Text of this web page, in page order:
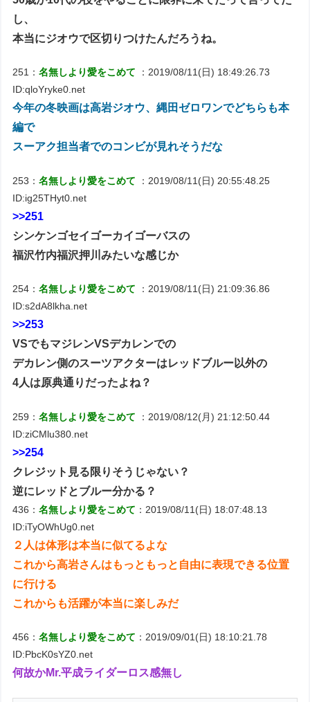
し、
本当にジオウで区切りつけたんだろうね。
251：名無しより愛をこめて
：2019/08/11(日) 18:49:26.73
ID:qloYryke0.net
今年の冬映画は高岩ジオウ、縄田ゼロワンでどちらも本
編で
スーアク担当者でのコンビが見れそうだな
253：名無しより愛をこめて
：2019/08/11(日) 20:55:48.25
ID:ig25THyt0.net
>>251
シンケンゴセイゴーカイゴーバスの
福沢竹内福沢押川みたいな感じか
254：名無しより愛をこめて
：2019/08/11(日) 21:09:36.86
ID:s2dA8lkha.net
>>253
VSでもマジレンVSデカレンでの
デカレン側のスーツアクターはレッドブルー以外の
4人は原典通りだったよね？
259：名無しより愛をこめて
：2019/08/12(月) 21:12:50.44
ID:ziCMlu380.net
>>254
クレジット見る限りそうじゃない？
逆にレッドとブルー分かる？
436：名無しより愛をこめて ：2019/08/11(日) 18:07:48.13
ID:iTyOWhUg0.net
２人は体形は本当に似てるよな
これから高岩さんはもっともっと自由に表現できる位置
に行ける
これからも活躍が本当に楽しみだ
456：名無しより愛をこめて ：2019/09/01(日) 18:10:21.78
ID:PbcK0sYZ0.net
何故かMr.平成ライダーロス感無し